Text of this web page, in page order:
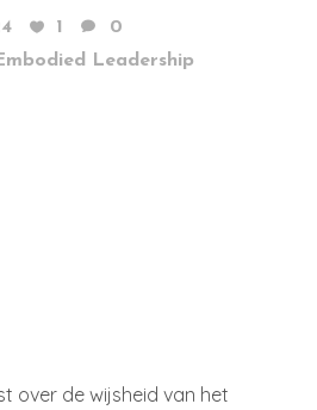
1
0
Leadership
over de wijsheid van het